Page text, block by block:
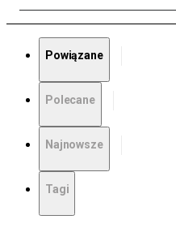
Powiązane
Polecane
Najnowsze
Tagi